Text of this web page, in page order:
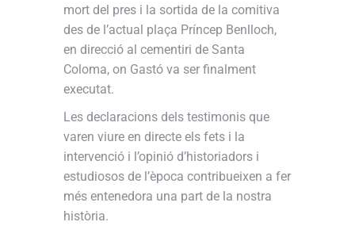
mort del pres i la sortida de la comitiva
des de l’actual plaça Príncep Benlloch,
en direcció al cementiri de Santa
Coloma, on Gastó va ser finalment
executat.
Les declaracions dels testimonis que
varen viure en directe els fets i la
intervenció i l’opinió d’historiadors i
estudiosos de l’època contribueixen a fer
més entenedora una part de la nostra
història.